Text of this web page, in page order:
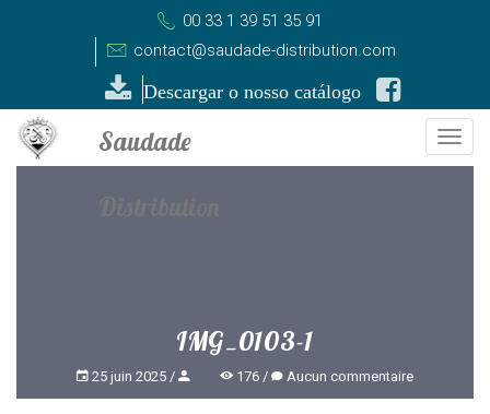
00 33 1 39 51 35 91
contact@saudade-distribution.com
Descargar o nosso catálogo
IMG_0103-1
25 juin 2025 176 Aucun commentaire